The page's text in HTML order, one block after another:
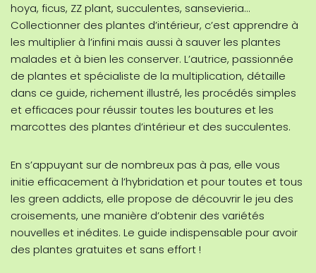
hoya, ficus, ZZ plant, succulentes, sansevieria…
Collectionner des plantes d’intérieur, c’est apprendre à
les multiplier à l’infini mais aussi à sauver les plantes
malades et à bien les conserver. L’autrice, passionnée
de plantes et spécialiste de la multiplication, détaille
dans ce guide, richement illustré, les procédés simples
et efficaces pour réussir toutes les boutures et les
marcottes des plantes d’intérieur et des succulentes.
En s’appuyant sur de nombreux pas à pas, elle vous
initie efficacement à l’hybridation et pour toutes et tous
les green addicts, elle propose de découvrir le jeu des
croisements, une manière d’obtenir des variétés
nouvelles et inédites. Le guide indispensable pour avoir
des plantes gratuites et sans effort !